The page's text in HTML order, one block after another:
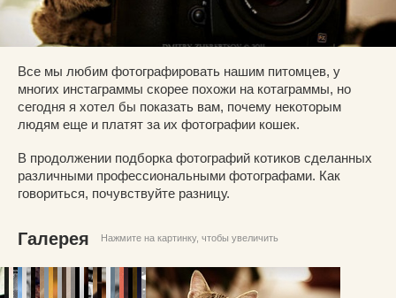
Все мы любим фотографировать нашим питомцев, у
многих инстаграммы скорее похожи на котаграммы, но
сегодня я хотел бы показать вам, почему некоторым
людям еще и платят за их фотографии кошек.
В продолжении подборка фотографий котиков сделанных
различными профессиональными фотографами. Как
говориться, почувствуйте разницу.
Галерея Нажмите на картинку, чтобы увеличить